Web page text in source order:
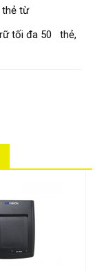
thẻ từ
tối đa 50 thẻ,